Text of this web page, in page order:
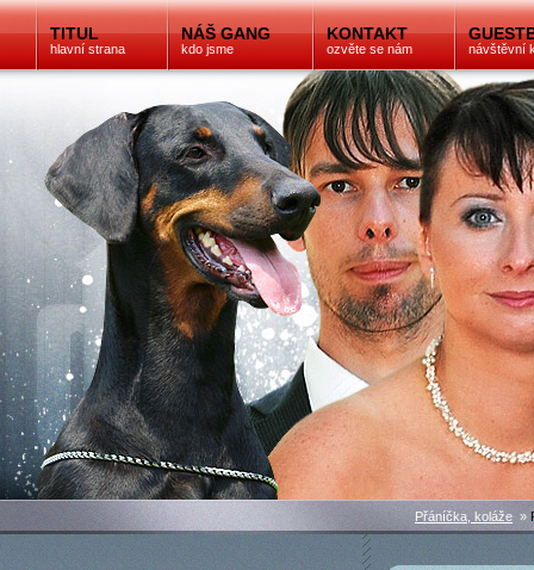
TITUL
hlavní strana
NÁŠ GANG
kdo jsme
KONTAKT
ozvěte se nám návštěvní
Přáníčka, koláže »